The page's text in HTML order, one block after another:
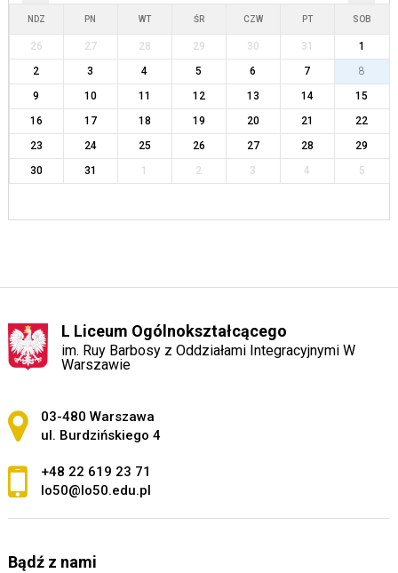
NDZ PN WT ŚR CZW PT SOB
26 27 28 29 30 31
1
2
3 4 5 6 7
8
9
10 11 12 13 14
15
16
17 18 19 20 21
22
23
24 25 26 27 28
29
30
31 1 2 3 4 5
L Liceum Ogólnokształcącego
im. Ruy Barbosy z Oddziałami Integracyjnymi W
Warszawie
Adres pocztowy:
03-480 Warszawa
ul. Burdzińskiego 4
+48 22 619 23 71
lo50@lo50.edu.pl
Bądź z nami